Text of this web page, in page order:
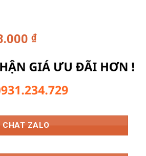
₫.
₫Giá
tại
là:
238.000 ₫.
CHAT ZALO